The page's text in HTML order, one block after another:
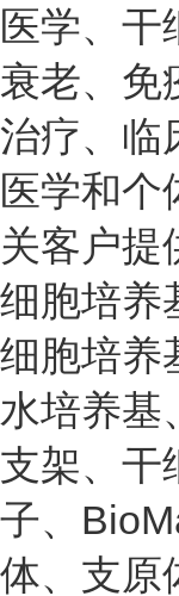
医学、干
衰老、免
治疗、临
医学和个
关客户提
细胞培养
细胞培养
水培养基
支架、干
子、
体、支原